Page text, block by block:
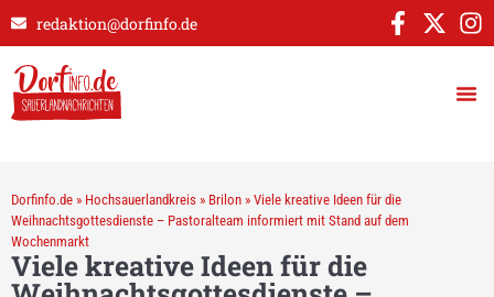
redaktion@dorfinfo.de
Dorfinfo.de » Hochsauerlandkreis » Brilon » Viele kreative Ideen für die
Weihnachtsgottesdienste – Pastoralteam informiert mit Stand auf dem
Wochenmarkt
Viele kreative Ideen für die